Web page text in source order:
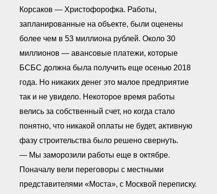
Корсаков — Христофорофка. Работы,
запланированные на объекте, были оценены
более чем в 53 миллиона рублей. Около 30
миллионов — авансовые платежи, которые
БСБС должна была получить еще осенью 2018
года. Но никаких денег это малое предприятие
так и не увидело. Некоторое время работы
велись за собственный счет, но когда стало
понятно, что никакой оплаты не будет, активную
фазу строительства было решено свернуть.
— Мы заморозили работы еще в октябре.
Поначалу вели переговоры с местными
представителями «Моста», с Москвой переписку.